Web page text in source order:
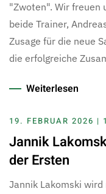
"Zwoten". Wir freuen
beide Trainer,
Zusage für die neue
die erfolgreiche
Weiterlesen
19. FEBRUAR 2026 |
Jannik
der Ersten
Jannik Lakomski wird